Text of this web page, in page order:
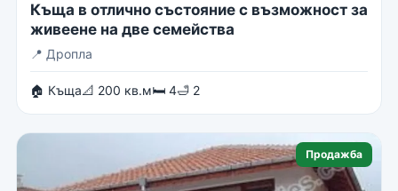
Къща в отлично състояние с възможност за
живеене на две семейства
📍 Дропла
🏠 Къща📐 200 кв.м🛏 4🛁 2
Продажба